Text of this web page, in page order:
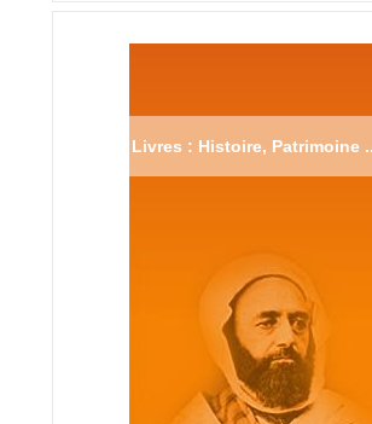
Livres : Histoire, Patrimoine